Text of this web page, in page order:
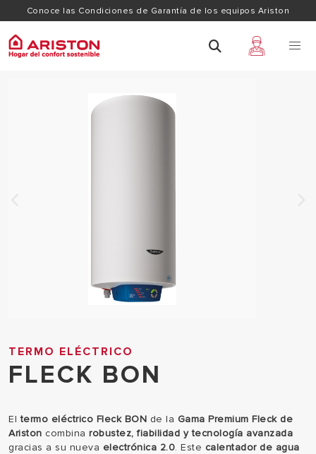
Conoce las Condiciones de Garantía de los equipos Ariston
TERMO ELÉCTRICO
FLECK BON
Eltermo eléctrico Fleck BON de la Gama Premium Fleck de
Ariston combina robustez, fiabilidad y tecnología avanzada
gracias a su nueva electrónica 2.0. Este calentador de agua